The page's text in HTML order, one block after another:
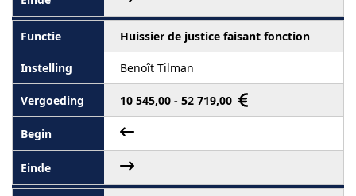
Huissier de justice faisant fonction
Benoît Tilman
10 545,00 - 52 719,00